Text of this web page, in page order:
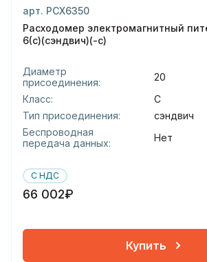
арт. РСХ6350
Расходомер электромагнитный
6(с)(сэндвич)(-с)
Диаметр
присоединения:
20
Класс:
С
Тип присоединения:
сэндвич
Беспроводная
передача данных:
Нет
С НДС
66 002₽
Купить